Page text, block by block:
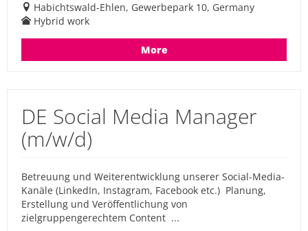
Habichtswald-Ehlen, Gewerbepark 10, Germany
Hybrid work
More
DE Social Media Manager
(m/w/d)
Betreuung und Weiterentwicklung unserer Social-Media-
Kanäle (LinkedIn, Instagram, Facebook etc.) Planung,
Erstellung und Veröffentlichung von
zielgruppengerechtem Content ...